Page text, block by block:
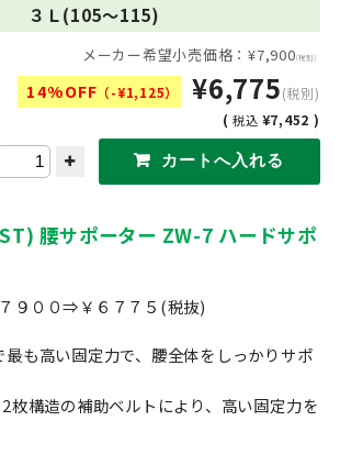
３Ｌ(105〜115)
メーカー希望小売価格：¥7,900(税別)
14%OFF （-¥1,125） ¥6,775(税別)
(税込 ¥7,452 )
腰サポーター ZW-7 ハードサポ
９００⇒￥６７７５(税抜)
最も高い固定力で、腰全体をしっかりサポ
枚構造の補助ベルトにより、高い固定力を